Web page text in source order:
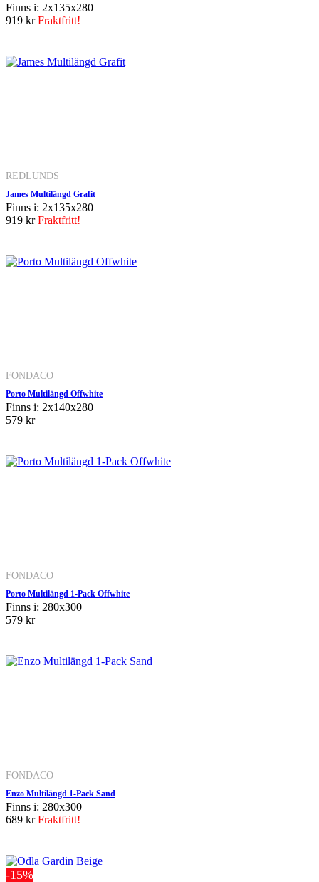
Finns i: 2x135x280
919 krFraktfritt!
REDLUNDS
James Multilängd Grafit
Finns i: 2x135x280
919 krFraktfritt!
FONDACO
Porto Multilängd Offwhite
Finns i: 2x140x280
579 kr
FONDACO
Porto Multilängd 1-Pack Offwhite
Finns i: 280x300
579 kr
FONDACO
Enzo Multilängd 1-Pack Sand
Finns i: 280x300
689 krFraktfritt!
-15%